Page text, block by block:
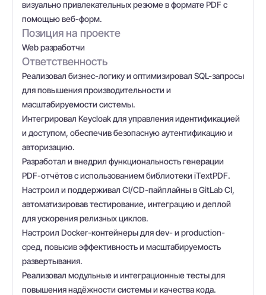
визуально привлекательных резюме в формате PDF с
помощью веб-форм.
Позиция на проекте
Web разработчи
Ответственность
Реализовал бизнес-логику и оптимизировал SQL-запросы
для повышения производительности и
масштабируемости системы.
Интегрировал Keycloak для управления идентификацией
и доступом, обеспечив безопасную аутентификацию и
авторизацию.
Разработал и внедрил функциональность генерации
PDF-отчётов с использованием библиотеки iTextPDF.
Настроил и поддерживал CI/CD-пайплайны в GitLab CI,
автоматизировав тестирование, интеграцию и деплой
для ускорения релизных циклов.
Настроил Docker-контейнеры для dev- и production-
сред, повысив эффективность и масштабируемость
развертывания.
Реализовал модульные и интеграционные тесты для
повышения надёжности системы и качества кода.